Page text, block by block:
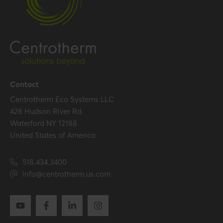
Temperature resistance
(max.)
Certification
Certificates (US/CAN)
Hide all specifications
Contact
Centrotherm Eco Systems LLC
428 Hudson River Rd.
Waterford NY 12188
United States of America
518.434.3400
info@centrotherm.us.com